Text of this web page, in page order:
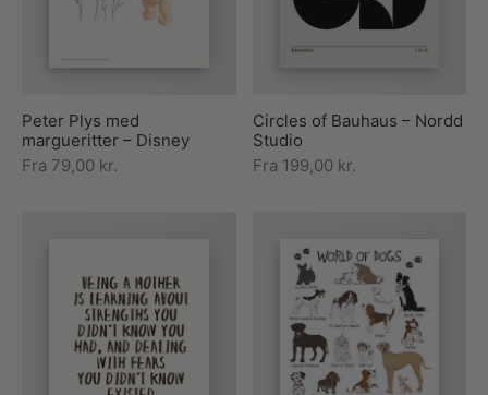
Peter Plys med
margueritter – Disney
Fra 79,00 kr.
Circles of Bauhaus – Nordd
Studio
Fra 199,00 kr.